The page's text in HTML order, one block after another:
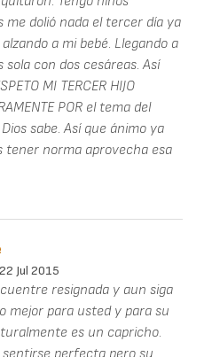
me dolió nada el tercer día ya
a mi bebé. Llegando a
sola con dos cesáreas. Así
MI TERCER HIJO
POR el tema del
sabe. Así que ánimo ya
tener norma aprovecha esa
22 Jul 2015
resignada y aun siga
mejor para usted y para su
es un capricho.
perfecta pero su